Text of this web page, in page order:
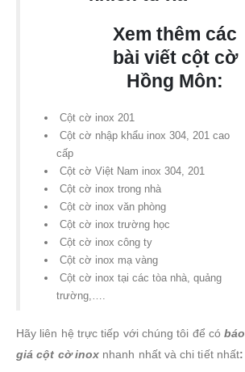
Xem thêm các
bài viết cột cờ
Hồng Môn:
Cột cờ inox 201
Cột cờ nhập khẩu inox 304, 201 cao
cấp
Cột cờ Việt Nam inox 304, 201
Cột cờ inox trong nhà
Cột cờ inox văn phòng
Cột cờ inox trường học
Cột cờ inox công ty
Cột cờ inox mạ vàng
Cột cờ inox tại các tòa nhà, quảng
trường,….
Hãy liên hệ trực tiếp với chúng tôi để có báo
giá cột cờ inox nhanh nhất và chi tiết nhất: